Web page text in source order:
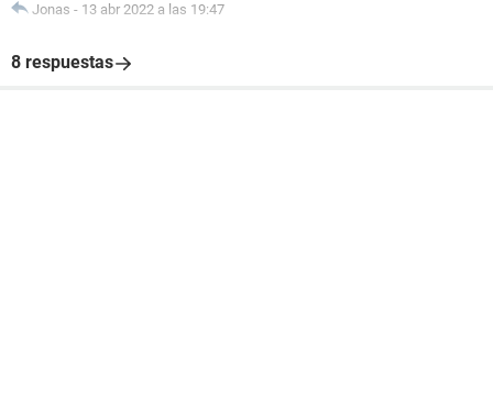
Jonas - 13 abr 2022 a las 19:47
8 respuestas